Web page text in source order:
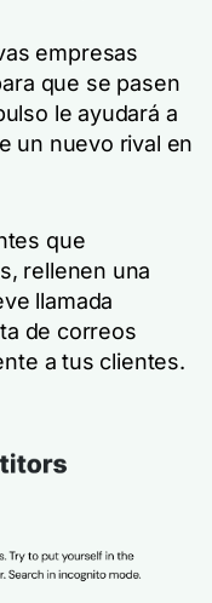
empresas
que se pasen
le ayudará a
un nuevo rival en
que
rellenen una
llamada
de correos
a tus clientes.